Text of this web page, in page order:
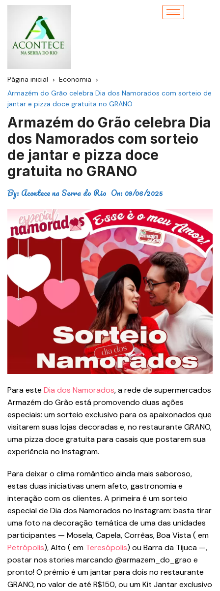
Página inicial
Economia
Armazém do Grão celebra Dia dos Namorados com sorteio de
jantar e pizza doce gratuita no GRANO
Armazém do Grão celebra Dia
dos Namorados com sorteio
de jantar e pizza doce
gratuita no GRANO
By: Acontece na Serra do Rio On: 09/06/2025
Para este Dia dos Namorados, a rede de supermercados
Armazém do Grão está promovendo duas ações
especiais: um sorteio exclusivo para os apaixonados que
visitarem suas lojas decoradas e, no restaurante GRANO,
uma pizza doce gratuita para casais que postarem sua
experiência no Instagram.
Para deixar o clima romântico ainda mais saboroso,
estas duas iniciativas unem afeto, gastronomia e
interação com os clientes. A primeira é um sorteio
especial de Dia dos Namorados no Instagram: basta tirar
uma foto na decoração temática de uma das unidades
participantes — Mosela, Capela, Corrêas, Boa Vista ( em
Petrópolis), Alto ( em Teresópolis) ou Barra da Tijuca —,
postar nos stories marcando @armazem_do_grao e
pronto! O prêmio é um jantar para dois no restaurante
GRANO, no valor de até R$150, ou um Kit Jantar exclusivo